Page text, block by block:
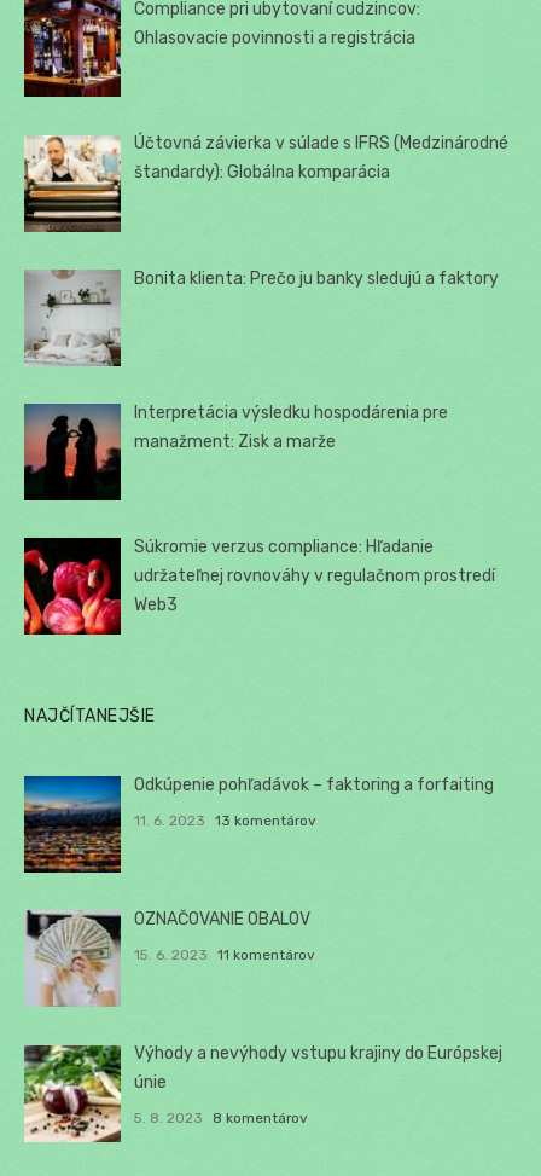
Compliance pri ubytovaní cudzincov:
Ohlasovacie povinnosti a registrácia
Účtovná závierka v súlade s IFRS (Medzinárodné
štandardy): Globálna komparácia
Bonita klienta: Prečo ju banky sledujú a faktory
Interpretácia výsledku hospodárenia pre
manažment: Zisk a marže
Súkromie verzus compliance: Hľadanie
udržateľnej rovnováhy v regulačnom prostredí
Web3
NAJČÍTANEJŠIE
Odkúpenie pohľadávok – faktoring a forfaiting
11. 6. 2023 13 komentárov
OZNAČOVANIE OBALOV
15. 6. 2023 11 komentárov
Výhody a nevýhody vstupu krajiny do Európskej
únie
5. 8. 2023 8 komentárov